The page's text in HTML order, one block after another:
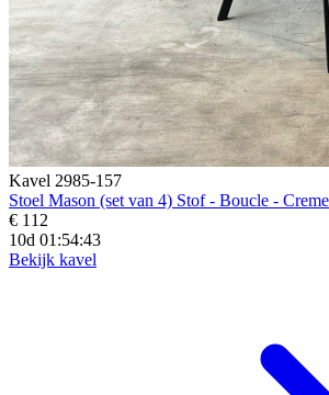
Kavel 2985-157
Stoel Mason (set van 4) Stof - Boucle -
€ 112
10d 01:54:41
Bekijk kavel